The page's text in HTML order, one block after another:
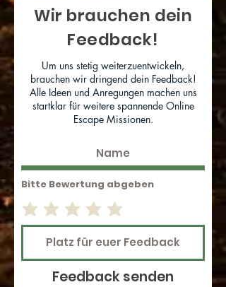
Wir brauchen dein
Feedback!
Um uns stetig weiterzuentwickeln,
brauchen wir dringend dein Feedback!
Alle Ideen und Anregungen machen uns
startklar für weitere spannende Online
Escape Missionen.
Bitte Bewertung abgeben
Feedback senden